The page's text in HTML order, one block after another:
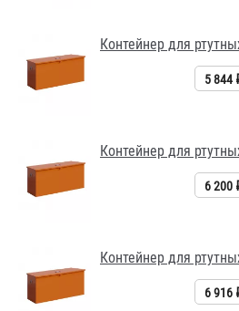
Контейнер для
5 844
Контейнер для
6 200
Контейнер для
6 916